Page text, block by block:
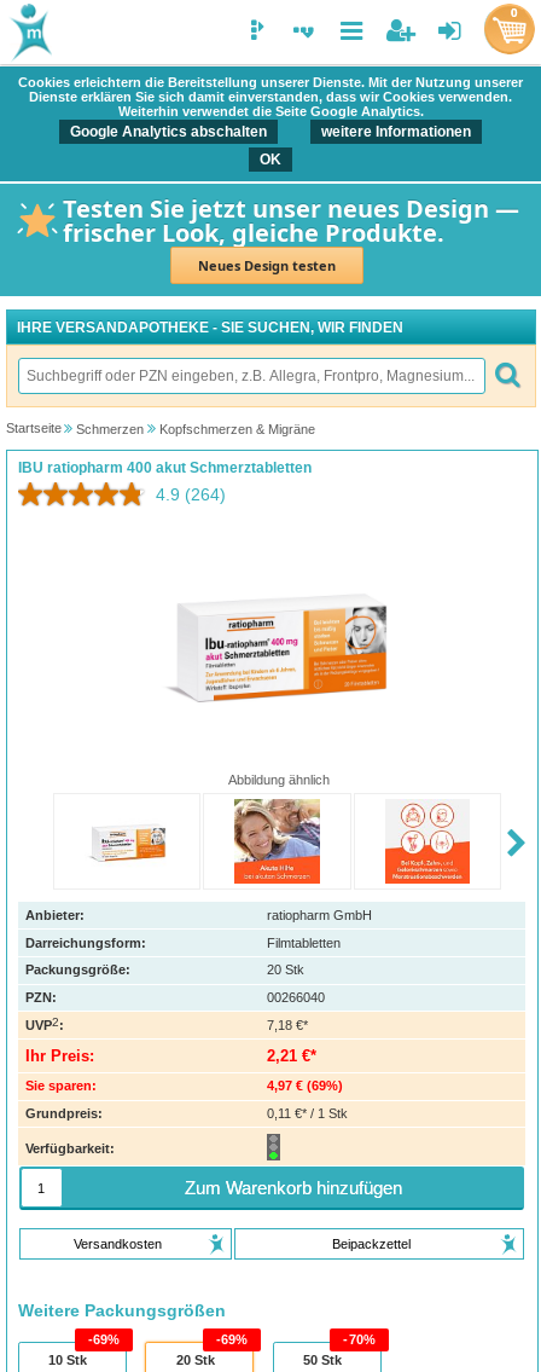
Cookies erleichtern die Bereitstellung unserer Dienste. Mit der Nutzung unserer
Dienste erklären Sie sich damit einverstanden, dass wir Cookies verwenden.
Weiterhin verwendet die Seite Google Analytics.
Google Analytics abschalten
weitere Informationen
OK
Testen Sie jetzt unser neues Design —
frischer Look, gleiche Produkte.
Neues Design testen
0
IHRE VERSANDAPOTHEKE - SIE SUCHEN, WIR FINDEN
Startseite Schmerzen Kopfschmerzen & Migräne
IBU ratiopharm 400 akut Schmerztabletten
4.9 (264)
Abbildung ähnlich
Anbieter:
ratiopharm GmbH
Darreichungsform:
Filmtabletten
Packungsgröße:
20 Stk
PZN:
00266040
UVP2: 7,18 €*
Ihr Preis: 2,21 €*
Sie sparen: 4,97 € (69%)
Grundpreis:
0,11 €* / 1 Stk
Verfügbarkeit:
Zum Warenkorb hinzufügen
Versandkosten Beipackzettel
Weitere Packungsgrößen
10 Stk
69%
20Stk
69%
50 Stk
70%